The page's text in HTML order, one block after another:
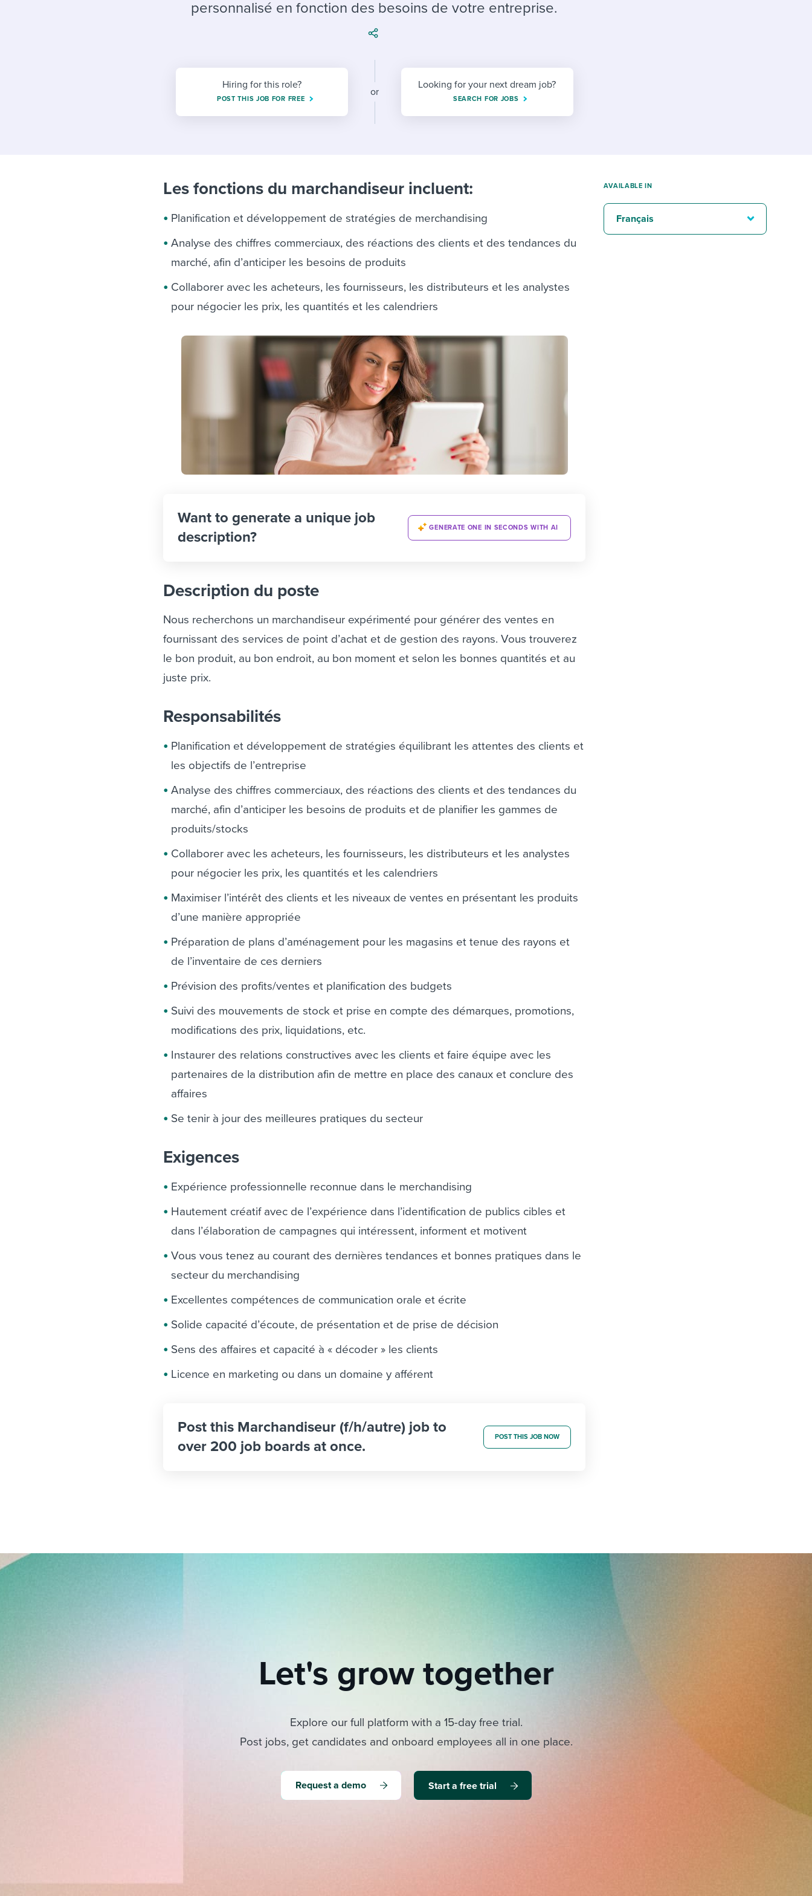
Workable customer stories
Workable customer stories
personnalisé en fonction des besoins de votre entreprise.
Hiring for this role?
POST THIS JOB FOR FREE
or
Looking for your next dream job?
SEARCH FOR JOBS
Les fonctions du marchandiseur incluent:
Planification et développement de stratégies de merchandising
Analyse des chiffres commerciaux, des réactions des clients et des tendances du
marché, afin d’anticiper les besoins de produits
Collaborer avec les acheteurs, les fournisseurs, les distributeurs et les analystes
pour négocier les prix, les quantités et les calendriers
Want to generate a unique job
description?
GENERATE ONE IN SECONDS WITH AI
Description du poste
Nous recherchons un marchandiseur expérimenté pour générer des ventes en
fournissant des services de point d’achat et de gestion des rayons. Vous trouverez
le bon produit, au bon endroit, au bon moment et selon les bonnes quantités et au
juste prix.
Responsabilités
Planification et développement de stratégies équilibrant les attentes des clients et
les objectifs de l’entreprise
Analyse des chiffres commerciaux, des réactions des clients et des tendances du
marché, afin d’anticiper les besoins de produits et de planifier les gammes de
produits/stocks
Collaborer avec les acheteurs, les fournisseurs, les distributeurs et les analystes
pour négocier les prix, les quantités et les calendriers
Maximiser l’intérêt des clients et les niveaux de ventes en présentant les produits
d’une manière appropriée
Préparation de plans d’aménagement pour les magasins et tenue des rayons et
de l’inventaire de ces derniers
Prévision des profits/ventes et planification des budgets
Suivi des mouvements de stock et prise en compte des démarques, promotions,
modifications des prix, liquidations, etc.
Instaurer des relations constructives avec les clients et faire équipe avec les
partenaires de la distribution afin de mettre en place des canaux et conclure des
affaires
Se tenir à jour des meilleures pratiques du secteur
Exigences
Expérience professionnelle reconnue dans le merchandising
Hautement créatif avec de l’expérience dans l’identification de publics cibles et
dans l’élaboration de campagnes qui intéressent, informent et motivent
Vous vous tenez au courant des dernières tendances et bonnes pratiques dans le
secteur du merchandising
Excellentes compétences de communication orale et écrite
Solide capacité d’écoute, de présentation et de prise de décision
Sens des affaires et capacité à « décoder » les clients
Licence en marketing ou dans un domaine y afférent
Post this Marchandiseur (f/h/autre) job to
over 200 job boards at once.
POST THIS JOB NOW
AVAILABLE IN
Français
Let's grow together
Explore our full platform with a 15-day free trial.
Post jobs, get candidates and onboard employees all in one place.
Request a demo Start a free trial